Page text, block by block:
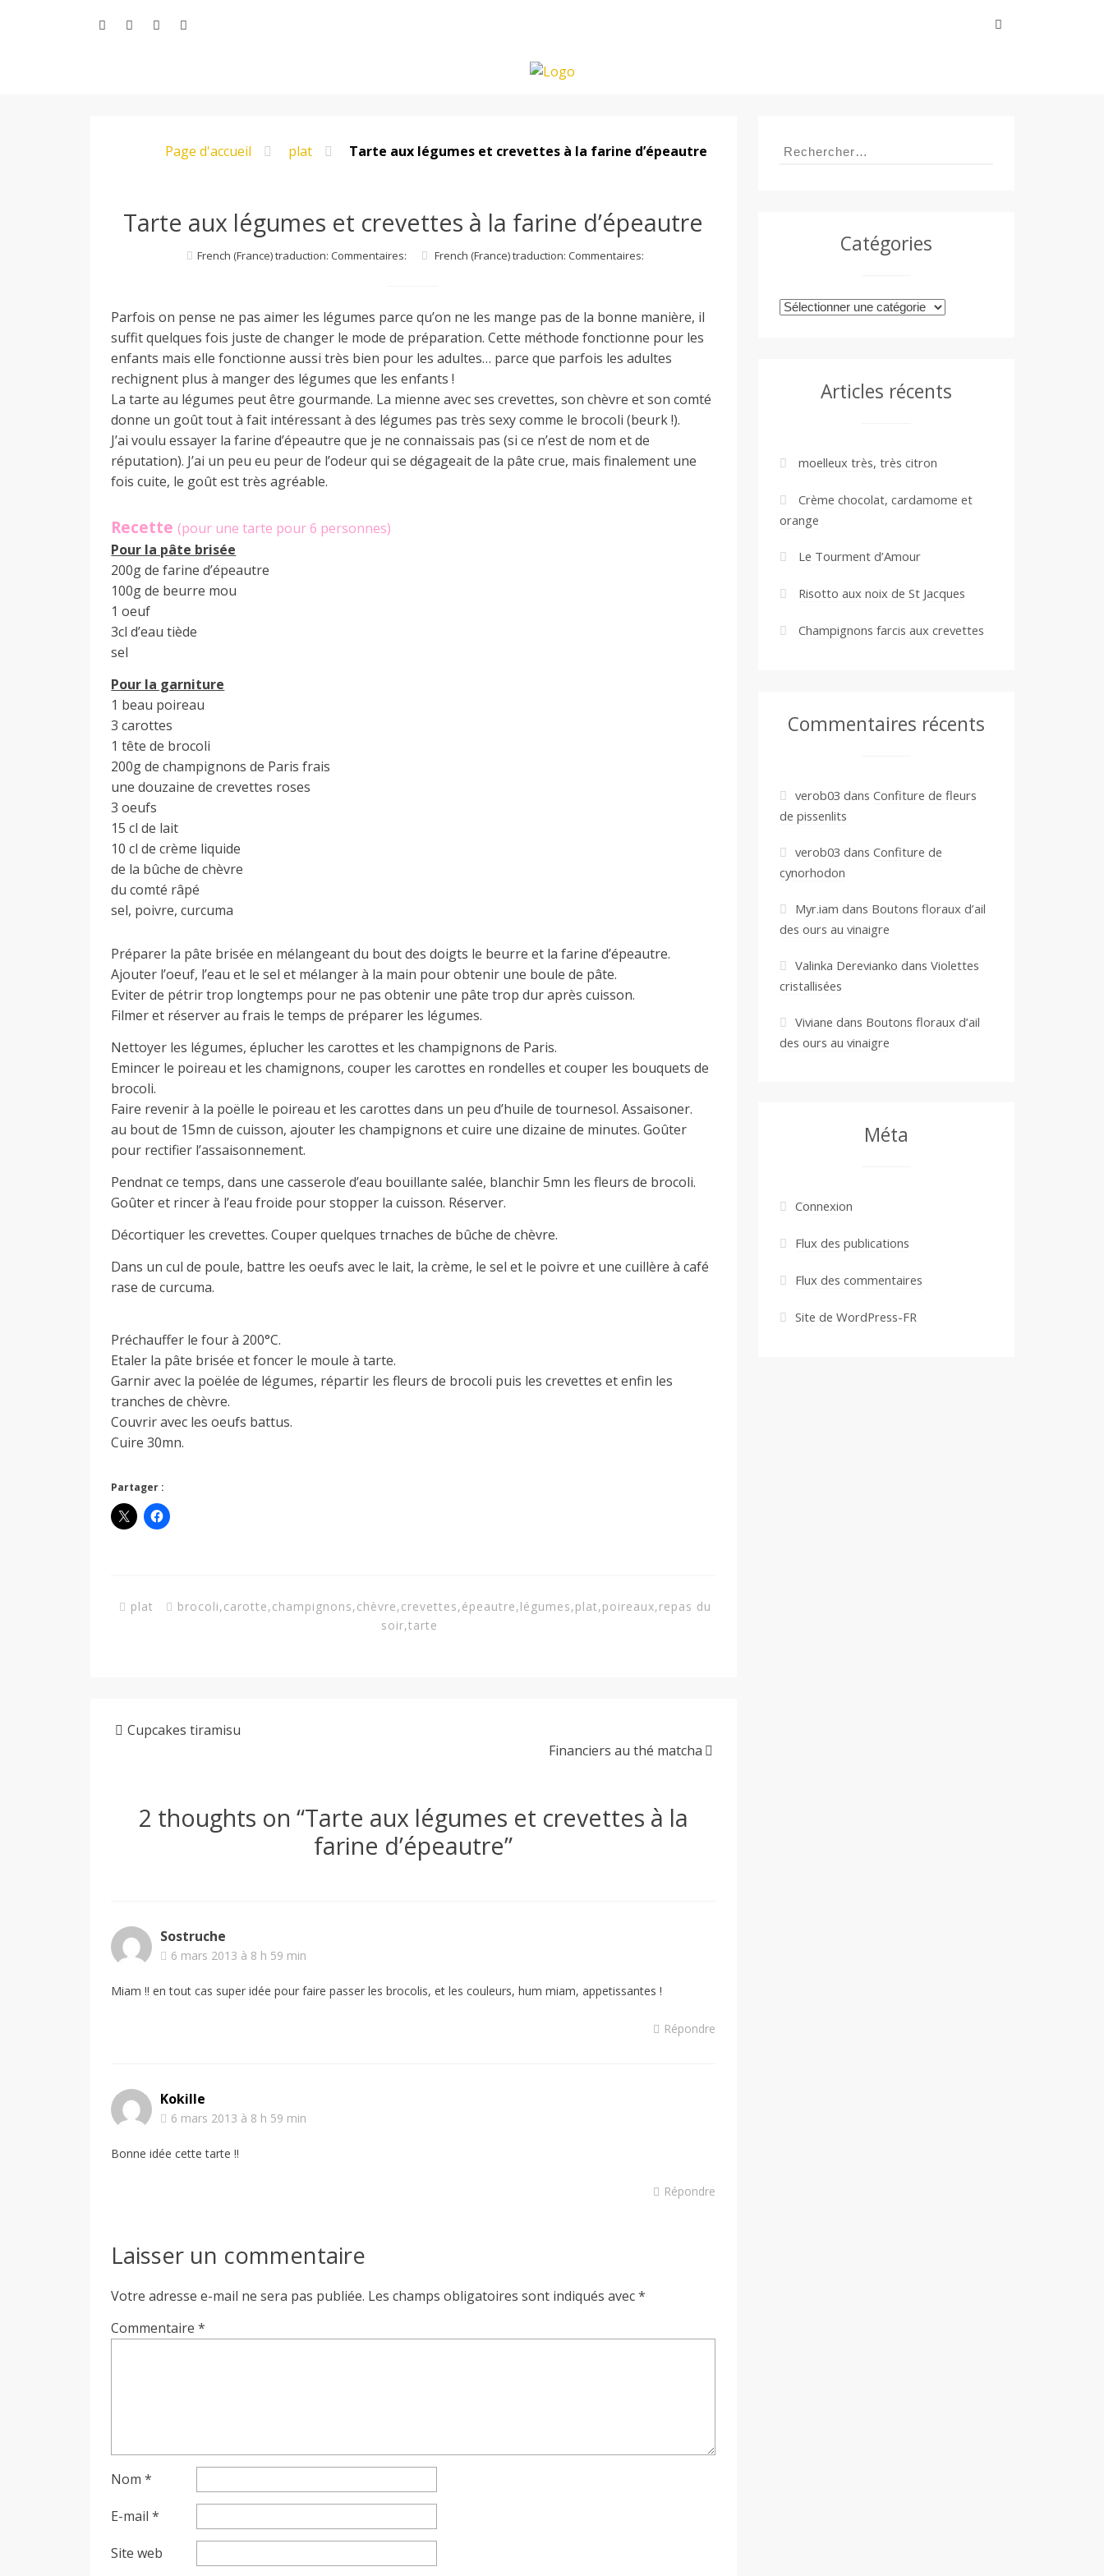
M
n
d
e
e
M
a
n
Page d'accueil plat Tarte aux légumes et crevettes à la farine d’épeautre
Tarte aux légumes et crevettes à la farine d’épeautre
French (France) traduction: Commentaires: French (France) traduction: Commentaires:
Parfois on pense ne pas aimer les légumes parce qu’on ne les mange pas de la bonne manière, il
suffit quelques fois juste de changer le mode de préparation. Cette méthode fonctionne pour les
enfants mais elle fonctionne aussi très bien pour les adultes… parce que parfois les adultes
rechignent plus à manger des légumes que les enfants !
La tarte au légumes peut être gourmande. La mienne avec ses crevettes, son chèvre et son comté
donne un goût tout à fait intéressant à des légumes pas très sexy comme le brocoli (beurk !).
J’ai voulu essayer la farine d’épeautre que je ne connaissais pas (si ce n’est de nom et de
réputation). J’ai un peu eu peur de l’odeur qui se dégageait de la pâte crue, mais finalement une
fois cuite, le goût est très agréable.
Recette (pour une tarte pour 6 personnes)
Pour la pâte brisée
200g de farine d’épeautre
100g de beurre mou
1 oeuf
3cl d’eau tiède
sel
Pour la garniture
1 beau poireau
3 carottes
1 tête de brocoli
200g de champignons de Paris frais
une douzaine de crevettes roses
3 oeufs
15 cl de lait
10 cl de crème liquide
de la bûche de chèvre
du comté râpé
sel, poivre, curcuma
Préparer la pâte brisée en mélangeant du bout des doigts le beurre et la farine d’épeautre.
Ajouter l’oeuf, l’eau et le sel et mélanger à la main pour obtenir une boule de pâte.
Eviter de pétrir trop longtemps pour ne pas obtenir une pâte trop dur après cuisson.
Filmer et réserver au frais le temps de préparer les légumes.
Nettoyer les légumes, éplucher les carottes et les champignons de Paris.
Emincer le poireau et les chamignons, couper les carottes en rondelles et couper les bouquets de
brocoli.
Faire revenir à la poëlle le poireau et les carottes dans un peu d’huile de tournesol. Assaisoner.
au bout de 15mn de cuisson, ajouter les champignons et cuire une dizaine de minutes. Goûter
pour rectifier l’assaisonnement.
Pendnat ce temps, dans une casserole d’eau bouillante salée, blanchir 5mn les fleurs de brocoli.
Goûter et rincer à l’eau froide pour stopper la cuisson. Réserver.
Décortiquer les crevettes. Couper quelques trnaches de bûche de chèvre.
Dans un cul de poule, battre les oeufs avec le lait, la crème, le sel et le poivre et une cuillère à café
rase de curcuma.
Préchauffer le four à 200°C.
Etaler la pâte brisée et foncer le moule à tarte.
Garnir avec la poëlée de légumes, répartir les fleurs de brocoli puis les crevettes et enfin les
tranches de chèvre.
Couvrir avec les oeufs battus.
Cuire 30mn.
Partager :
plat brocoli,carotte,champignons,chèvre,crevettes,épeautre,légumes,plat,poireaux,repas du
soir,tarte
Cupcakes tiramisu
Financiers au thé matcha
2 thoughts on “Tarte aux légumes et crevettes à la
farine d’épeautre”
Sostruche
6 mars 2013 à 8 h 59 min
Miam !! en tout cas super idée pour faire passer les brocolis, et les couleurs, hum miam, appetissantes !
Répondre
Kokille
6 mars 2013 à 8 h 59 min
Bonne idée cette tarte !!
Répondre
Laisser un commentaire
Votre adresse e-mail ne sera pas publiée. Les champs obligatoires sont indiqués avec*
Commentaire*
Nom*
E-mail*
Site web
Rechercher :
Catégories
Catégories
Articles récents
moelleux très, très citron
Crème chocolat, cardamome et
orange
Le Tourment d’Amour
Risotto aux noix de St Jacques
Champignons farcis aux crevettes
Commentaires récents
verob03 dans Confiture de fleurs
de pissenlits
verob03 dans Confiture de
cynorhodon
Myr.iam dans Boutons floraux d’ail
des ours au vinaigre
Valinka Derevianko dans Violettes
cristallisées
Viviane dans Boutons floraux d’ail
des ours au vinaigre
Méta
Connexion
Flux des publications
Flux des commentaires
Site de WordPress-FR